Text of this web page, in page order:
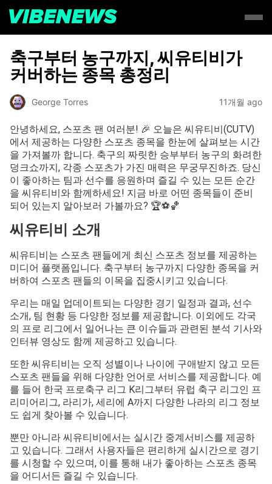
축구부터 농구까지, 씨유티비가
커버하는 종목 총정리
George Torres 11개월 ago
안녕하세요, 스포츠 팬 여러분! 🎉 오늘은 씨유티비(CUTV)
에서 제공하는 다양한 스포츠 종목을 한눈에 살펴보는 시간
을 가져볼까 합니다. 축구의 짜릿한 승부부터 농구의 화려한
덩크쇼까지, 각종 스포츠가 가진 매력은 무궁무진하죠. 당신
이 좋아하는 팀과 선수를 응원하며 즐길 수 있는 모든 순간
을 씨유티비와 함께하세요! 지금 바로 어떤 종목들이 준비
되어 있는지 알아보러 가볼까요? 🏆⚽️🏀
씨유티비 소개
씨유티비는 스포츠 팬들에게 최신 스포츠 정보를 제공하는
미디어 플랫폼입니다. 축구부터 농구까지 다양한 종목을 커
버하여 스포츠 팬들의 이목을 집중시키고 있습니다.
우리는 매일 업데이트되는 다양한 경기 일정과 결과, 선수
소개, 팀 현황 등 다양한 정보를 제공합니다. 이외에도 각국
의 프로 리그에서 일어나는 큰 이슈들과 관련된 분석 기사와
인터뷰 영상도 함께 제공하고 있습니다.
또한 씨유티비는 오직 성별이나 나이에 구애받지 않고 모든
스포츠 팬들을 위해 다양한 언어로 서비스를 제공합니다. 예
를 들어 한국 프로축구 리그 K리그부터 유럽 축구 리그인 프
리미어리그, 라리가, 세리에 A까지 다양한 나라의 리그 정보
도 쉽게 찾아볼 수 있습니다.
뿐만 아니라 씨유티비에서는 실시간 중계서비스를 제공하
고 있습니다. 그래서 사용자들은 편리하게 실시간으로 경기
를 시청할 수 있으며, 이를 통해 내가 좋아하는 스포츠 종목
을 어디서든 즐길 수 있습니다.